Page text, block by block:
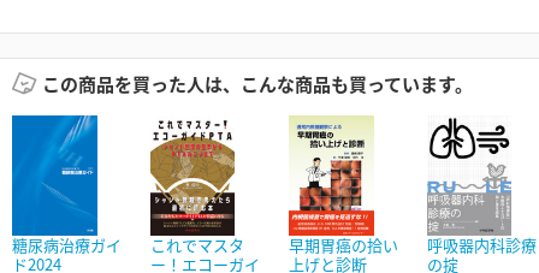
この商品を買った人は、こんな商品も買っています。
糖尿病治療ガイ
ド2024
これでマスタ
ー！エコーガイ
早期胃癌の拾い
上げと診断
呼吸器内科診療
の掟